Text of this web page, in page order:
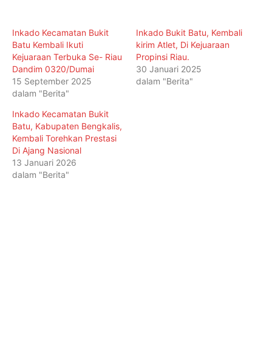
Inkado Kecamatan Bukit
Batu Kembali Ikuti
Kejuaraan Terbuka Se- Riau
Dandim 0320/Dumai
15 September 2025
dalam "Berita"
Inkado Bukit Batu, Kembali
kirim Atlet, Di Kejuaraan
Propinsi Riau.
30 Januari 2025
dalam "Berita"
Inkado Kecamatan Bukit
Batu, Kabupaten Bengkalis,
Kembali Torehkan Prestasi
Di Ajang Nasional
13 Januari 2026
dalam "Berita"